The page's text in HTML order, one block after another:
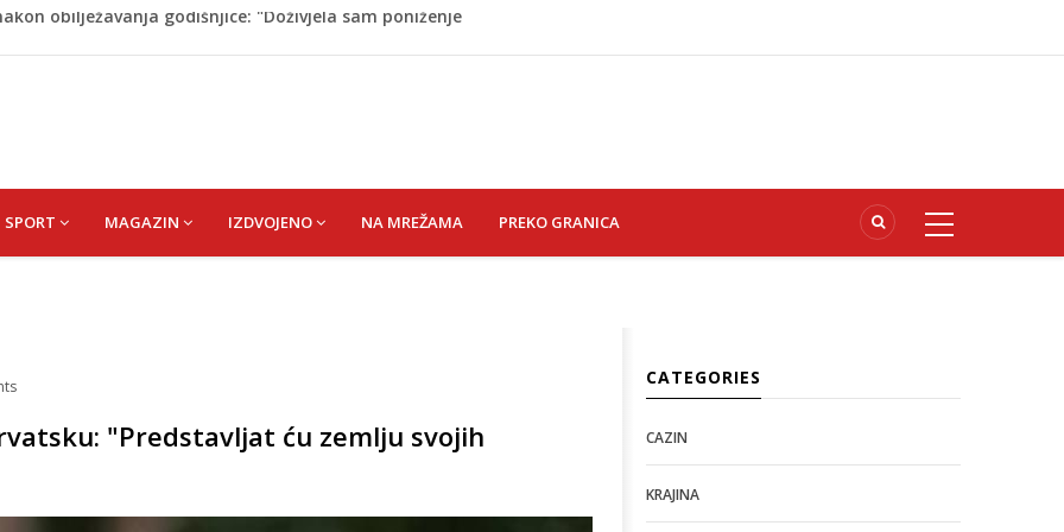
Arabija već mjesec nije izvezla naftu u SAD
pada sa tobogana: Vlada šalje avion po njega
obilježavanja godišnjice: "Doživjela sam poniženje
sinu"
SPORT MAGAZIN IZDVOJENO NA MREŽAMA PREKO GRANICA
"Predstavljat ću zemlju svojih
CATEGORIES
CAZIN
KRAJINA